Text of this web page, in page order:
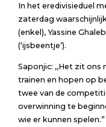
In het eredivisieduel
zaterdag
(enkel), Yassine
(‘ijsbeentje’).
Saponjic: ,,Het zit ons
trainen en hopen op
twee van de
overwinning te
wie er kunnen spelen.”